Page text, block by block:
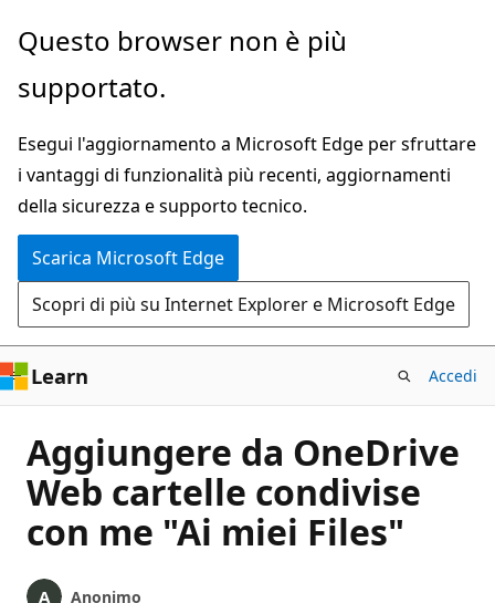
Ignora
passa
contenuto
principale
Questo browser non è più
supportato.
Esegui l'aggiornamento a Microsoft Edge per sfruttare
i vantaggi di funzionalità più recenti, aggiornamenti
della sicurezza e supporto tecnico.
Scarica Microsoft Edge
Scopri di più su Internet Explorer e Microsoft Edge
Learn Accedi
Aggiungere da OneDrive
Web cartelle condivise
con me "Ai miei Files"
Anonimo